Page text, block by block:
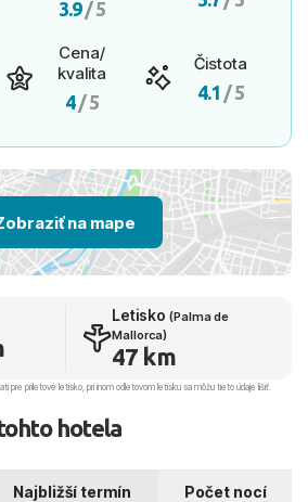
3.9/ 5
Cena/
kvalita
4/ 5
Čistota
4.1 / 5
na mape
Letisko (Palma de
Mallorca)
47 km
pre príletové letisko, pri inom odletovom letisku sa môžu tieto údaje líšiť.
hotela
Najbližší termín Počet nocí